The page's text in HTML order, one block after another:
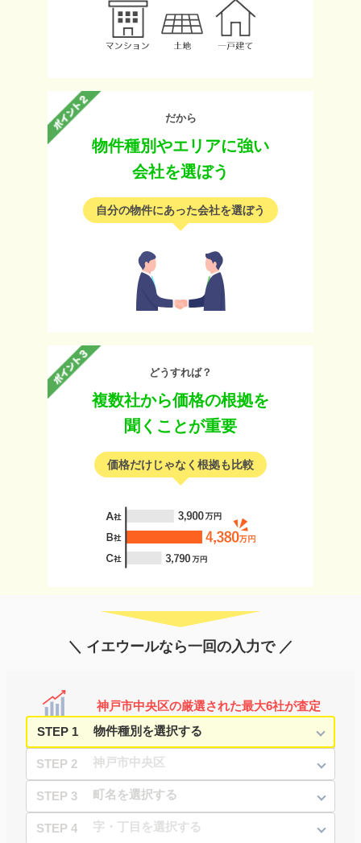
だから
物件種別やエリアに強い
会社を選ぼう
自分の物件にあった会社を選ぼう
どうすれば？
複数社から価格の根拠を
聞くことが重要
価格だけじゃなく根拠も比較
＼ イエウールなら一回の入力で ／
神戸市中央区の厳選された最大6社が査定
STEP 1
STEP 2
STEP 3
STEP 4